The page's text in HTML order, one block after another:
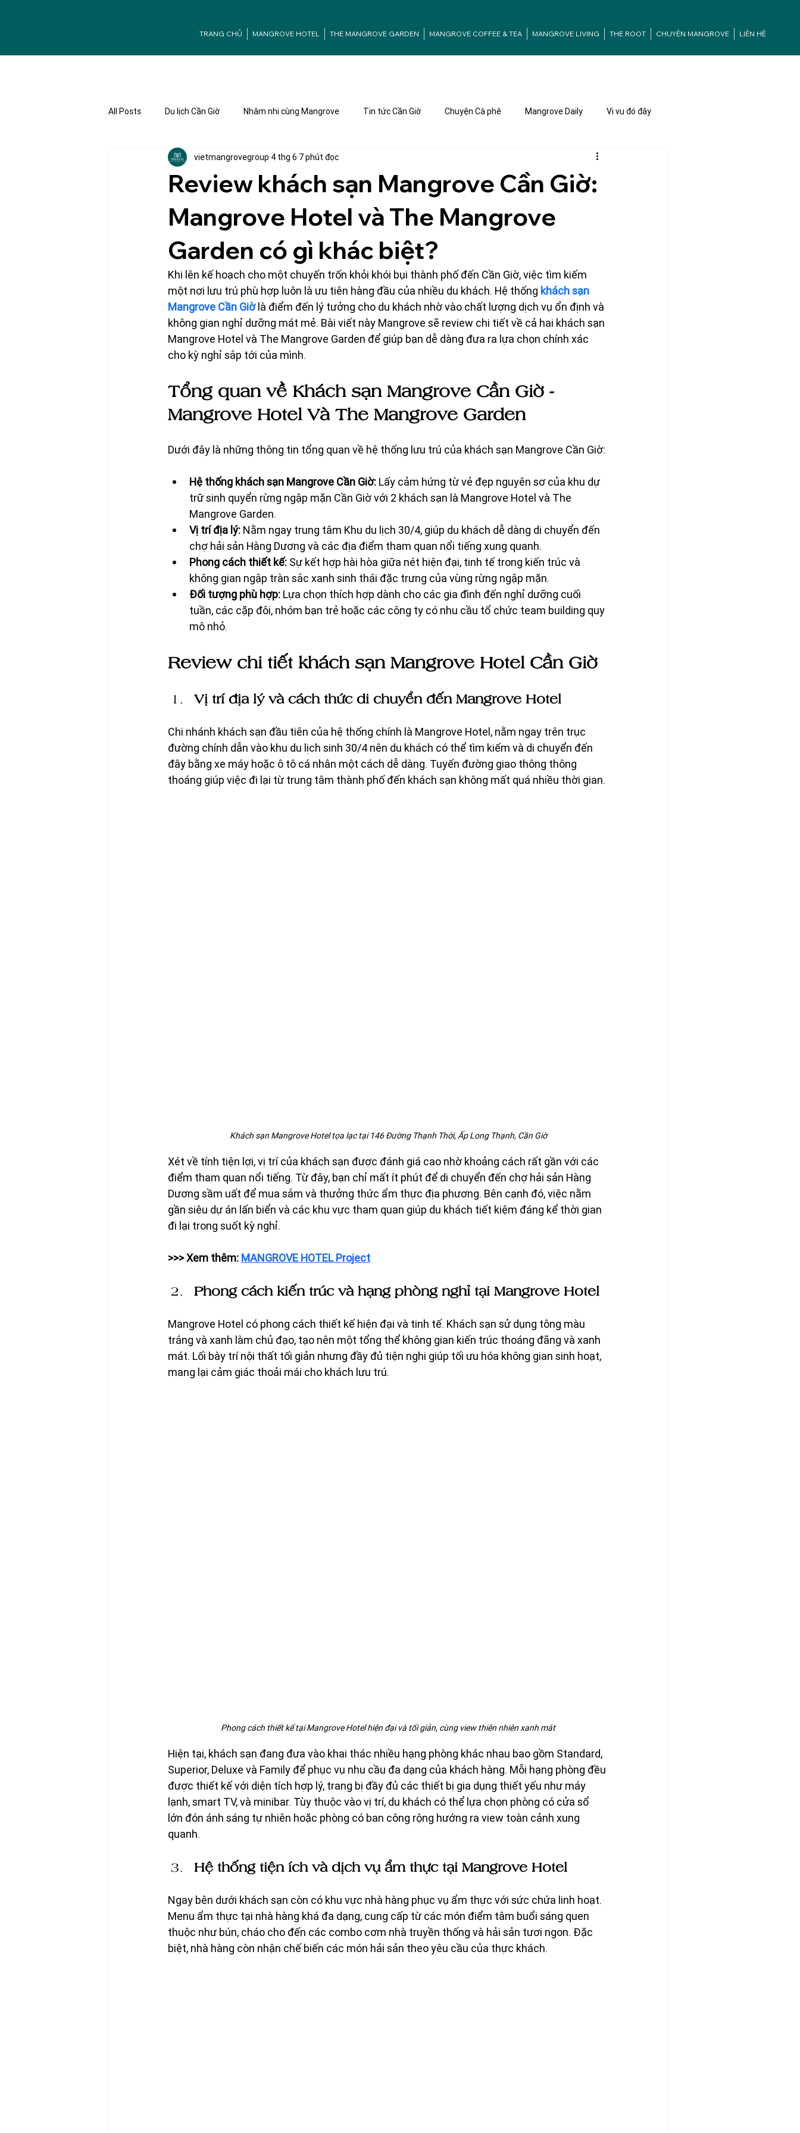
TRANG CHỦ MANGROVE HOTEL THE MANGROVE GARDEN MANGROVE COFFEE & TEA MANGROVE LIVING THE ROOT CHUYỆN MANGROVE LIÊN HỆ
All Posts Du lịch Cần Giờ Nhâm nhi cùng Mangrove Tin tức Cần Giờ Chuyện Cà phê Mangrove Daily Vi vu đó đây
Ưu đãi Mangrove Tuyển dụng
Review khách sạn Mangrove Cần Giờ:
Mangrove Hotel và The Mangrove
Garden có gì khác biệt?
vietmangrovegroup 4 thg 6 7 phút đọc
Khi lên kế hoạch cho một chuyến trốn khỏi khói bụi thành phố đến Cần Giờ, việc tìm kiếm
một nơi lưu trú phù hợp luôn là ưu tiên hàng đầu của nhiều du khách. Hệ thống khách sạn
Mangrove Cần Giờ là điểm đến lý tưởng cho du khách nhờ vào chất lượng dịch vụ ổn định và
không gian nghỉ dưỡng mát mẻ. Bài viết này Mangrove sẽ review chi tiết về cả hai khách sạn
Mangrove Hotel và The Mangrove Garden để giúp bạn dễ dàng đưa ra lựa chọn chính xác
cho kỳ nghỉ sắp tới của mình.
Tổng quan về Khách sạn Mangrove Cần Giờ -
Mangrove Hotel Và The Mangrove Garden
Dưới đây là những thông tin tổng quan về hệ thống lưu trú của khách sạn Mangrove Cần Giờ:
Hệ thống khách sạn Mangrove Cần Giờ: Lấy cảm hứng từ vẻ đẹp nguyên sơ của khu dự
trữ sinh quyển rừng ngập mặn Cần Giờ với 2 khách sạn là Mangrove Hotel và The
Mangrove Garden.
Vị trí địa lý: Nằm ngay trung tâm Khu du lịch 30/4, giúp du khách dễ dàng di chuyển đến
chợ hải sản Hàng Dương và các địa điểm tham quan nổi tiếng xung quanh.
Phong cách thiết kế: Sự kết hợp hài hòa giữa nét hiện đại, tinh tế trong kiến trúc và
không gian ngập tràn sắc xanh sinh thái đặc trưng của vùng rừng ngập mặn.
Đối tượng phù hợp: Lựa chọn thích hợp dành cho các gia đình đến nghỉ dưỡng cuối
tuần, các cặp đôi, nhóm bạn trẻ hoặc các công ty có nhu cầu tổ chức team building quy
mô nhỏ.
Review chi tiết khách sạn Mangrove Hotel Cần Giờ
Vị trí địa lý và cách thức di chuyển đến Mangrove Hotel
Chi nhánh khách sạn đầu tiên của hệ thống chính là Mangrove Hotel, nằm ngay trên trục
đường chính dẫn vào khu du lịch sinh 30/4 nên du khách có thể tìm kiếm và di chuyển đến
đây bằng xe máy hoặc ô tô cá nhân một cách dễ dàng. Tuyến đường giao thông thông
thoáng giúp việc đi lại từ trung tâm thành phố đến khách sạn không mất quá nhiều thời gian.
Khách sạn Mangrove Hotel tọa lạc tại 146 Đường Thạnh Thới, Ấp Long Thạnh, Cần Giờ
Xét về tính tiện lợi, vị trí của khách sạn được đánh giá cao nhờ khoảng cách rất gần với các
điểm tham quan nổi tiếng. Từ đây, bạn chỉ mất ít phút để di chuyển đến chợ hải sản Hàng
Dương sầm uất để mua sắm và thưởng thức ẩm thực địa phương. Bên cạnh đó, việc nằm
gần siêu dự án lấn biển và các khu vực tham quan giúp du khách tiết kiệm đáng kể thời gian
đi lại trong suốt kỳ nghỉ.
>>> Xem thêm: MANGROVE HOTEL Project
Phong cách kiến trúc và hạng phòng nghỉ tại Mangrove Hotel
Mangrove Hotel có phong cách thiết kế hiện đại và tinh tế. Khách sạn sử dụng tông màu
trắng và xanh làm chủ đạo, tạo nên một tổng thể không gian kiến trúc thoáng đãng và xanh
mát. Lối bày trí nội thất tối giản nhưng đầy đủ tiện nghi giúp tối ưu hóa không gian sinh hoạt,
mang lại cảm giác thoải mái cho khách lưu trú.
Phong cách thiết kế tại Mangrove Hotel hiện đại và tối giản, cùng view thiên nhiên xanh mát
Hiện tại, khách sạn đang đưa vào khai thác nhiều hạng phòng khác nhau bao gồm Standard,
Superior, Deluxe và Family để phục vụ nhu cầu đa dạng của khách hàng. Mỗi hạng phòng đều
được thiết kế với diện tích hợp lý, trang bị đầy đủ các thiết bị gia dụng thiết yếu như máy
lạnh, smart TV, và minibar. Tùy thuộc vào vị trí, du khách có thể lựa chọn phòng có cửa sổ
lớn đón ánh sáng tự nhiên hoặc phòng có ban công rộng hướng ra view toàn cảnh xung
quanh.
Hệ thống tiện ích và dịch vụ ẩm thực tại Mangrove Hotel
Ngay bên dưới khách sạn còn có khu vực nhà hàng phục vụ ẩm thực với sức chứa linh hoạt.
Menu ẩm thực tại nhà hàng khá đa dạng, cung cấp từ các món điểm tâm buổi sáng quen
thuộc như bún, cháo cho đến các combo cơm nhà truyền thống và hải sản tươi ngon. Đặc
biệt, nhà hàng còn nhận chế biến các món hải sản theo yêu cầu của thực khách.